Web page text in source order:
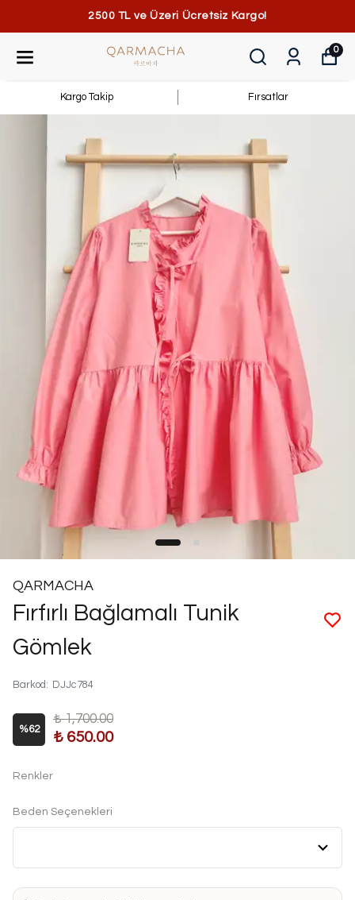
2500 TL ve Üzeri Ücretsiz Kargo!
0
Kargo Takip Fırsatlar
QARMACHA
Fırfırlı Bağlamalı Tunik
Gömlek
Barkod : DJJc784
%62
₺ 1,700.00
₺ 650.00
Renkler
Beden Seçenekleri
Bu ürün son 7 günde6 kezsatın alındı